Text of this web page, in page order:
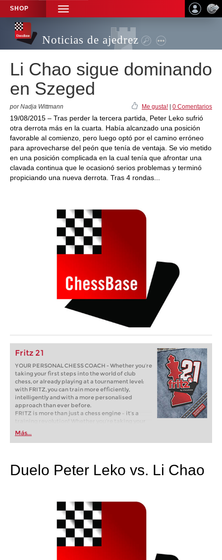
SHOP
TOGGLE
NAVIGATION
Noticias de ajedrez
Li Chao sigue dominando
en Szeged
por Nadja Wittmann Me gusta! 0 Comentarios
19/08/2015 – Tras perder la tercera partida, Peter Leko sufrió
otra derrota más en la cuarta. Había alcanzado una posición
favorable al comienzo, pero luego optó por el camino erróneo
para aprovecharse del peón que tenía de ventaja. Se vio metido
en una posición complicada en la cual tenía que afrontar una
clavada continua que le ocasionó serios problemas y terminó
propiciando una nueva derrota. Tras 4 rondas...
Fritz 21
YOUR PERSONAL CHESS COACH - Whether you’re
taking your first steps into the world of club
chess, or already playing at a tournament level:
with FRITZ, you can train more efficiently,
intelligently and with a more personalised
approach than ever before.
FRITZ is more than just a chess engine – it’s a
training revolution! Whether you’re taking your
first steps into the world of club chess, or already
playing at a tournament level: with FRITZ, you can
train more efficiently, intelligently and with a
Más...
Duelo Peter Leko vs. Li Chao